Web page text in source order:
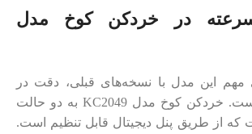
در خردکن کوخ مدل
مهم این مدل با نسخه‌های قبلی، دقت در
سرعت عملکرد است. خردکن کوخ مدل KC2049 به دو حالت
از طریق پنل دیجیتال قابل تنظیم است.